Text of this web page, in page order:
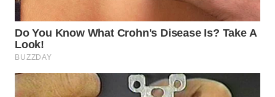
WN
BORNEO
Media
Group